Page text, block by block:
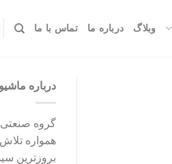
وبلاگ درباره ما تماس با ما
درباره ماشیو
گروه صنعتی
همواره
بروزترین